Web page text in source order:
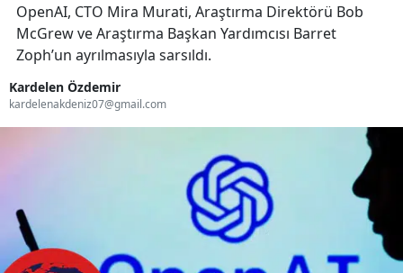
OpenAI, CTO Mira Murati, Araştırma Direktörü Bob
McGrew ve Araştırma Başkan Yardımcısı Barret
Zoph’un ayrılmasıyla sarsıldı.
Kardelen Özdemir
kardelenakdeniz07@gmail.com